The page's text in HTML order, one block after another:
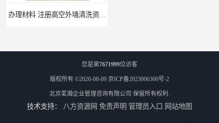
办理材料 注册高空外墙清洗资质所需材料
您是第7671999位访客
版权所有 ©2026-08-09 京ICP备2023006300号-2
北京茗瀚企业管理咨询有限公司 保留所有权利.
技术支持： 八方资源网 免责声明 管理员入口 网站地图